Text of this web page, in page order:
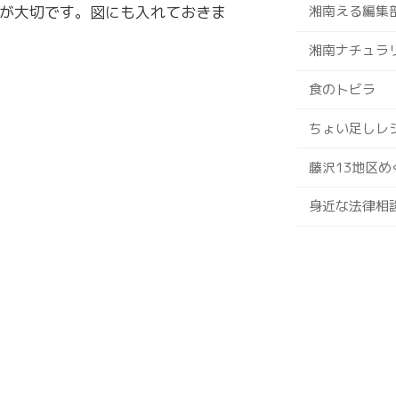
大切です。図にも入れておきま
湘南える編集
湘南ナチュラ
食のトビラ
ちょい足しレ
藤沢13地区め
身近な法律相